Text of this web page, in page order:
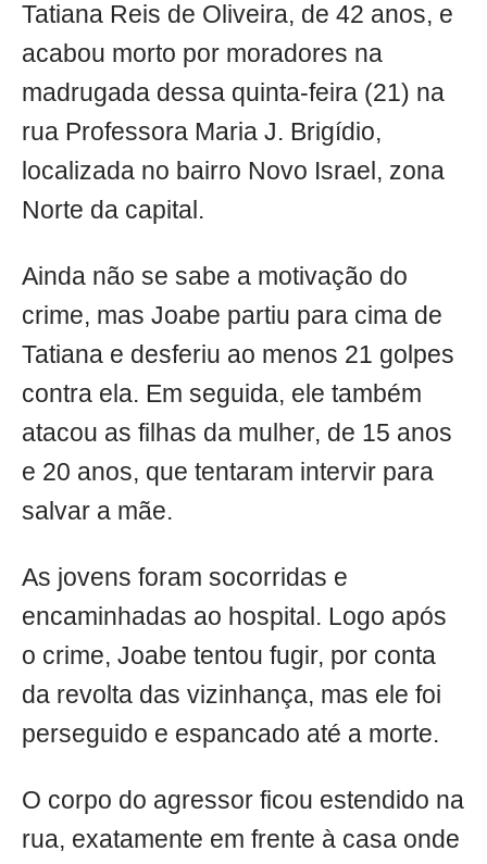
Tatiana Reis de Oliveira, de 42 anos, e
acabou morto por moradores na
madrugada dessa quinta-feira (21) na
rua Professora Maria J. Brigídio,
localizada no bairro Novo Israel, zona
Norte da capital.
Ainda não se sabe a motivação do
crime, mas Joabe partiu para cima de
Tatiana e desferiu ao menos 21 golpes
contra ela. Em seguida, ele também
atacou as filhas da mulher, de 15 anos
e 20 anos, que tentaram intervir para
salvar a mãe.
As jovens foram socorridas e
encaminhadas ao hospital. Logo após
o crime, Joabe tentou fugir, por conta
da revolta das vizinhança, mas ele foi
perseguido e espancado até a morte.
O corpo do agressor ficou estendido na
rua, exatamente em frente à casa onde